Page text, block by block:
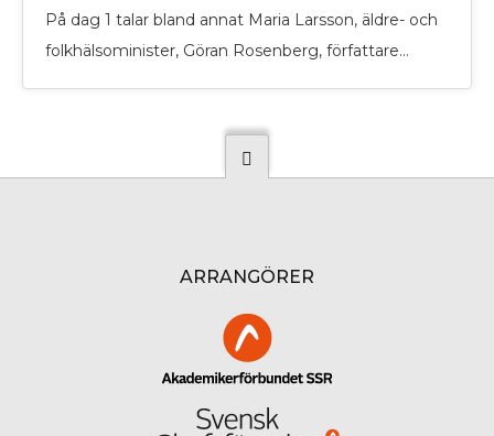
På dag 1 talar bland annat Maria Larsson, äldre- och
folkhälsominister, Göran Rosenberg, författare…
ARRANGÖRER
experience and to analyze customer behavior. By clicking
“Accept”, you consent to the use of all the cookies.